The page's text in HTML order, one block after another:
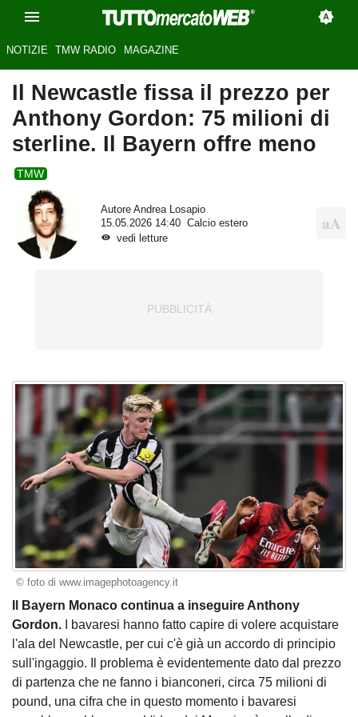
NOTIZIE TMW RADIO MAGAZINE
Il Newcastle fissa il prezzo per
Anthony Gordon: 75 milioni di
sterline. Il Bayern offre meno
TMW
Autore Andrea Losapio
15.05.2026 14:40
Calcio estero
vedi letture
© foto di www.imagephotoagency.it
Il Bayern Monaco continua a inseguire Anthony
Gordon. I bavaresi hanno fatto capire di volere acquistare
l'ala del Newcastle, per cui c'è già un accordo di principio
sull'ingaggio. Il problema è evidentemente dato dal prezzo
di partenza che ne fanno i bianconeri, circa 75 milioni di
pound, una cifra che in questo momento i bavaresi